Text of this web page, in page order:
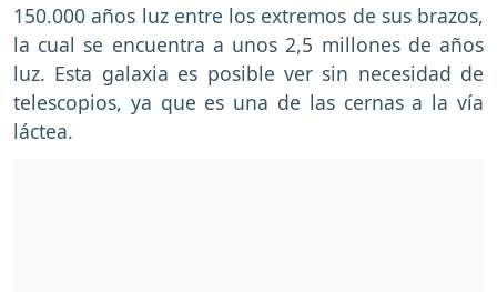
150.000 años luz entre los extremos de sus brazos,
la cual se encuentra a unos 2,5 millones de años
luz. Esta galaxia es posible ver sin necesidad de
telescopios, ya que es una de las cernas a la vía
láctea.